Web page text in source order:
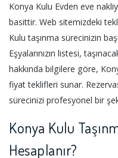
Konya Kulu Evden eve
basittir. Web sitemizdeki
Kulu taşınma sürecinizin
Eşyalarınızın listesi,
hakkında bilgilere göre,
fiyat teklifleri sunar.
sürecinizi profesyonel bir
Konya Kulu
Hesaplanır?